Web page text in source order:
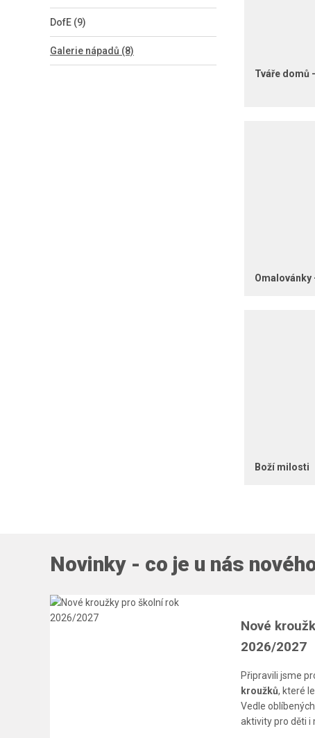
DofE (9)
Galerie nápadů (8)
Tváře domů
Omalovánky
Boží milosti
Novinky - co je u nás
Nové
2026/2027
Připravili jsme
kroužků, které
Vedle
aktivity pro děti i